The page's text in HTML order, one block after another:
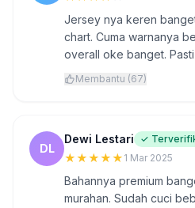
Jersey nya keren
chart. Cuma warnanya
overall oke banget.
Membantu (67)
DL
Dewi Lestari ✓
★★★★★ 1 Mar 2025
Bahannya premium
murahan. Sudah cuci